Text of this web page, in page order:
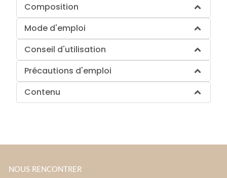
Composition
Mode d'emploi
Conseil d'utilisation
Précautions d'emploi
Contenu
NOUS RENCONTRER